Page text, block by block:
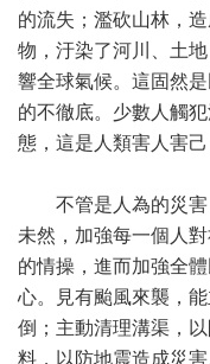
的流失；濫砍山林，
物，汙染了河川、土
響全球氣候。這固然
的不徹底。少數人觸
態，這是人類害人害己
不管是人為的災害
未然，加強每一個人
的情操，進而加強全
心。見有颱風來襲，
倒；主動清理溝渠，
料，以防地震造成災